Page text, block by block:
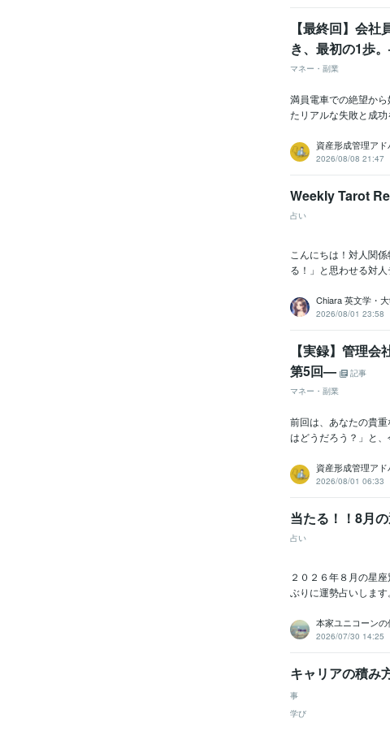
【最終回】会
き、最初の1歩
マネー・副業
満員電車での絶望か
たリアルな失敗と成
資産形成管理ア
2026/08/08 21:47
Weekly Tarot
占い
こんにちは！対人関
る！」と思わせる対
Chiara 英文学・
2026/08/01 23:58
【実録】管理
第5回—
記事
マネー・副業
前回は、あなたの貴
はどうだろう？」と
資産形成管理ア
2026/08/01 06:33
当たる！！8月
占い
２０２６年８月の星
ぶりに運勢占いしま
本家ユニコーン
2026/07/30 14:25
キャリアの積み
事
学び